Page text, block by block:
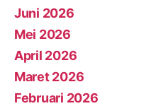
Juni 2026
Mei 2026
April 2026
Maret 2026
Februari 2026